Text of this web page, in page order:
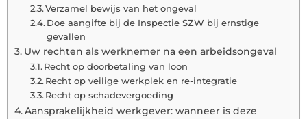
Verzamel bewijs van het ongeval
Doe aangifte bij de Inspectie SZW bij ernstige
gevallen
Uw rechten als werknemer na een arbeidsongeval
Recht op doorbetaling van loon
Recht op veilige werkplek en re-integratie
Recht op schadevergoeding
Aansprakelijkheid werkgever: wanneer is deze